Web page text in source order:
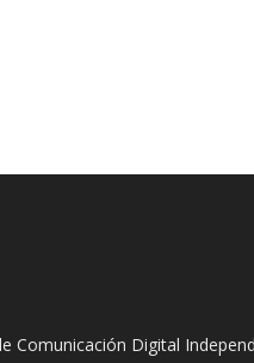
Comunicación Digital